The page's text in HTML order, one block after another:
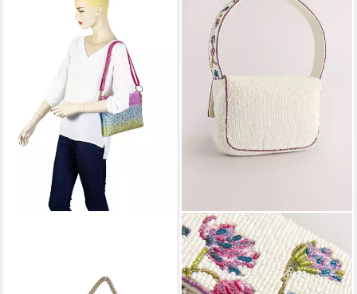
NEXT
Schultertasche
Perlenbestickte
Schultertasche mit